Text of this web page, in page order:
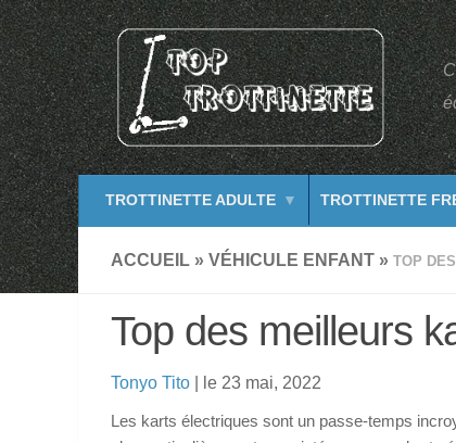
TROTTINETTE ADULTE TROTTINETTE
ACCUEIL » VÉHICULE ENFANT » TOP
Top des meilleurs
Tonyo Tito | le 23 mai, 2022
Les karts électriques sont un passe-temps